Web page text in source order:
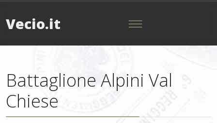
Vecio.it
Battaglione Alpini Val
Chiese